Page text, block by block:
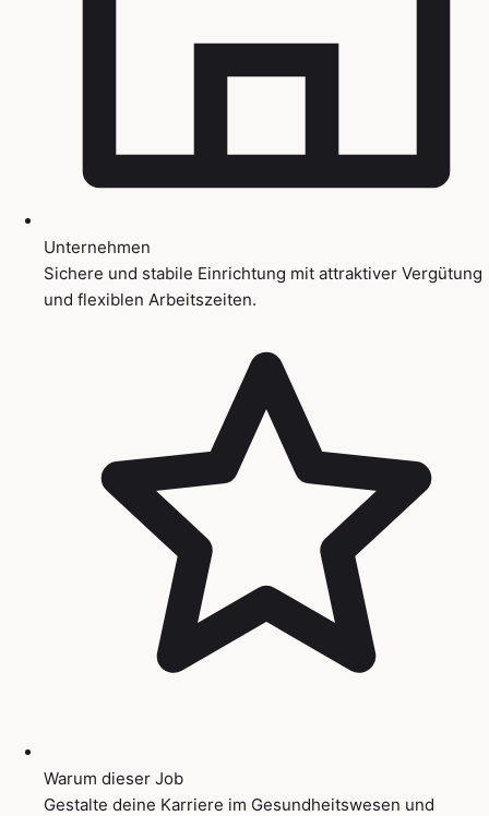
Unternehmen
Sichere und stabile Einrichtung mit attraktiver Vergütung
und flexiblen Arbeitszeiten.
Warum dieser Job
Gestalte deine Karriere im Gesundheitswesen und